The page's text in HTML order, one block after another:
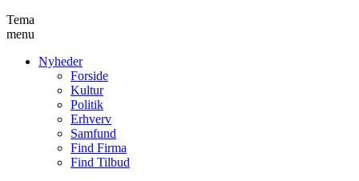
Tema
menu
Nyheder
Forside
Kultur
Politik
Erhverv
Samfund
Find Firma
Find Tilbud